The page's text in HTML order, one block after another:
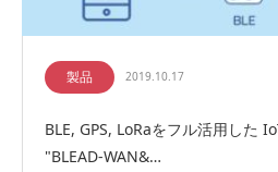
製品 2019.10.17
BLE, GPS, LoRaをフル活用した
"BLEAD-WAN&…